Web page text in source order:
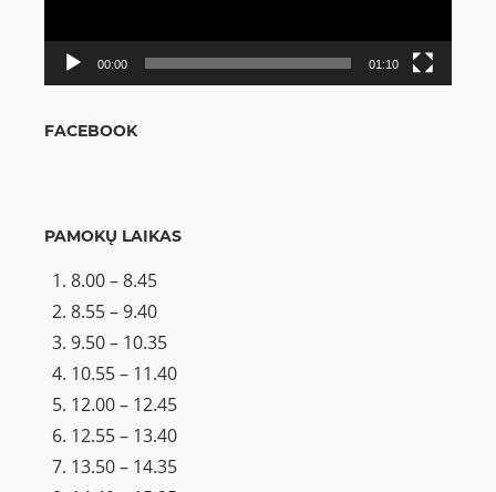
00:00 01:10
FACEBOOK
PAMOKŲ LAIKAS
8.00 – 8.45
8.55 – 9.40
9.50 – 10.35
10.55 – 11.40
12.00 – 12.45
12.55 – 13.40
13.50 – 14.35